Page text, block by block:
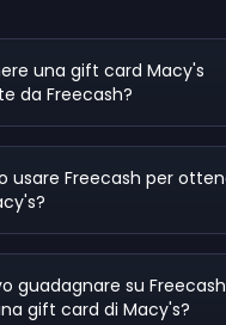
una gift card Macy's
da Freecash?
usare Freecash per
guadagnare su
gift card di Macy's?